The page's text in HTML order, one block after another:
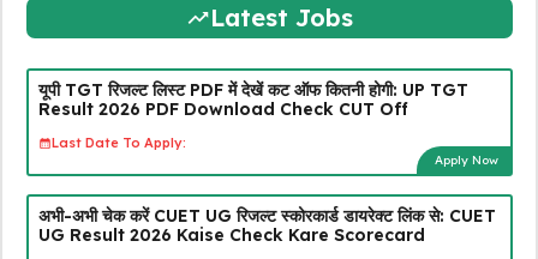
Latest Jobs
यूपी TGT रिजल्ट लिस्ट PDF में देखें कट ऑफ कितनी होगी: UP TGT
Result 2026 PDF Download Check CUT Off
Last Date To Apply:
Apply Now
अभी-अभी चेक करें CUET UG रिजल्ट स्कोरकार्ड डायरेक्ट लिंक से: CUET
UG Result 2026 Kaise Check Kare Scorecard